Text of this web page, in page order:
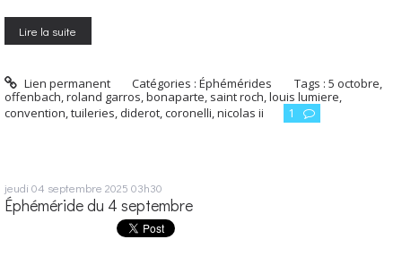
Lire la suite
Lien permanent Catégories :Éphémérides Tags :5 octobre,
offenbach,roland garros,bonaparte, saint roch,louis lumiere,
convention,tuileries, diderot,coronelli,nicolas ii 1
jeudi 04 septembre 2025 03h30
Éphéméride du 4 septembre